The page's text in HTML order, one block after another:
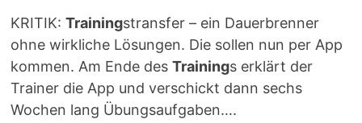
KRITIK:Trainingstransfer – ein Dauerbrenner
ohne wirkliche Lösungen. Die sollen nun per App
kommen. Am Ende desTrainings erklärt der
Trainer die App und verschickt dann sechs
Wochen lang Übungsaufgaben….